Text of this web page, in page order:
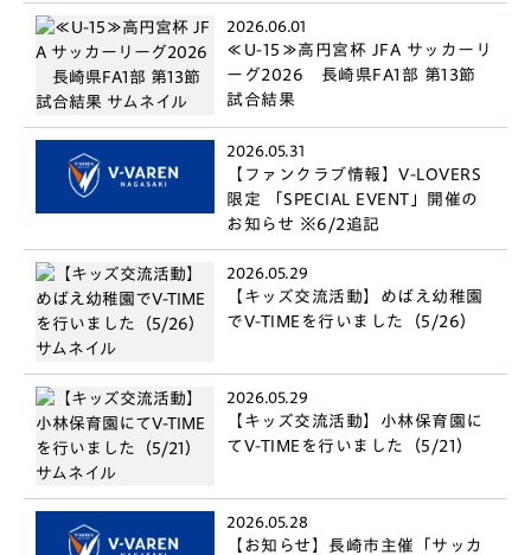
2026.06.01
≪U-15≫高円宮杯 JFA サッカーリ
ーグ2026 長崎県FA1部 第13節
試合結果
2026.05.31
【ファンクラブ情報】V-LOVERS
限定 「SPECIAL EVENT」開催の
お知らせ ※6/2追記
2026.05.29
【キッズ交流活動】めばえ幼稚園
でV-TIMEを行いました（5/26）
2026.05.29
【キッズ交流活動】小林保育園に
てV-TIMEを行いました（5/21）
2026.05.28
【お知らせ】長崎市主催「サッカ